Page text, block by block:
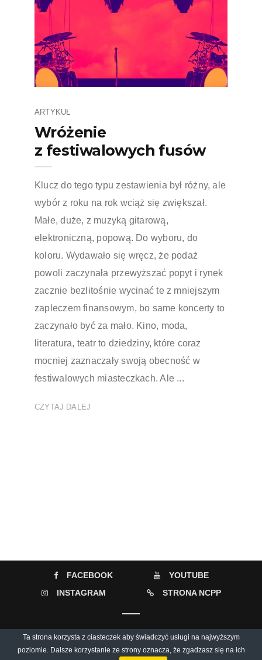
ARTYKUŁ
Wróżenie
z festiwalowych fusów
Klucz do tego typu zestawienia był różny, ale
wybór z roku na rok wciąż się zwiększał.
Małe, duże, z muzyką gitarową,
elektroniczną, popową. Do wyboru, do
koloru. Wydawało się wręcz, że podaż
powoli zaczynała przewyższać popyt i rynek
zacznie bezlitośnie wycinać te z mniejszym
zapleczem finansowym, bo same koncerty to
zaczynało być za mało. Kino, moda,
literatura, teatr to dziedziny, które coraz
mocniej zaznaczały swoją obecność w
festiwalowych miasteczkach. Ale ...
CZYTAJ DALEJ
FACEBOOK
YOUTUBE
INSTAGRAM
STRONA NCPP
© 2026 Muzyczny Informator Culturalny / Narodowe Centrum Polskiej
Piosenki
Ta strona korzysta z ciasteczek aby świadczyć usługi na najwyższym
poziomie. Dalsze korzystanie ze strony oznacza, że zgadzasz się na ich